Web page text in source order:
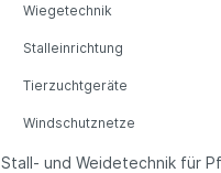
Wiegetechnik
Stalleinrichtung
Tierzuchtgeräte
Windschutznetze
Stall- und Weidetechnik für